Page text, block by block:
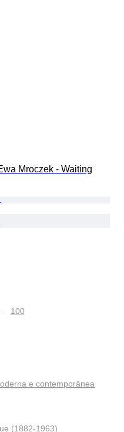
Mroczek - Waiting
100
e contemporânea
(1882-1963)